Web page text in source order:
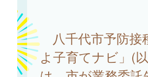
八千代市予防接
よ子育てナビ」(